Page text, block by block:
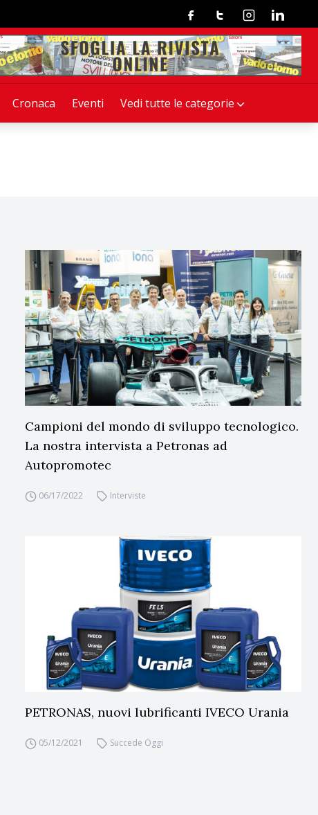
Cronaca Eventi Vedi tutte le categorie
FacebookTwitterInstagramLinkedin
Campioni del mondo di sviluppo tecnologico.
La nostra intervista a Petronas ad
Autopromotec
06/17/2022 Interviste
PETRONAS, nuovi lubrificanti IVECO Urania
05/12/2021 Succede Oggi